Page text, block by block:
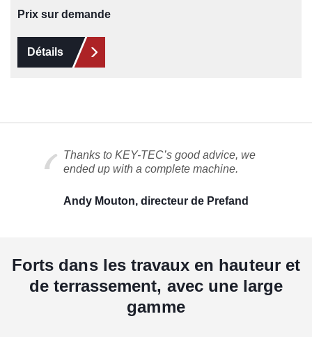
Prix sur demande
Détails
Thanks to KEY-TEC’s good advice, we
ended up with a complete machine.
Andy Mouton, directeur de Prefand
Forts dans les travaux en hauteur et
de terrassement, avec une large
gamme